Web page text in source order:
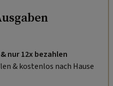
nur 12x bezahlen
& kostenlos nach Hause